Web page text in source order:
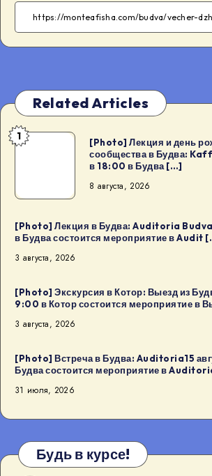
Twitter
Related Articles
[Photo]
день
дизайн-
сообщества
в
Kaffa
августа
18:00
в
[…]
1
[Photo] Лекция и день
сообщества в Будва:
в 18:00 в Будва […]
8 августа, 2026
[Photo] Лекция в Будва: Auditoria
в Будва состоится мероприятие в Audit
3 августа, 2026
[Photo] Экскурсия в Котор: Выезд из
9:00 в Котор состоится мероприятие в
3 августа, 2026
[Photo] Встреча в Будва: Auditoria15
Будва состоится мероприятие в
31 июля, 2026
Будь в курсе!